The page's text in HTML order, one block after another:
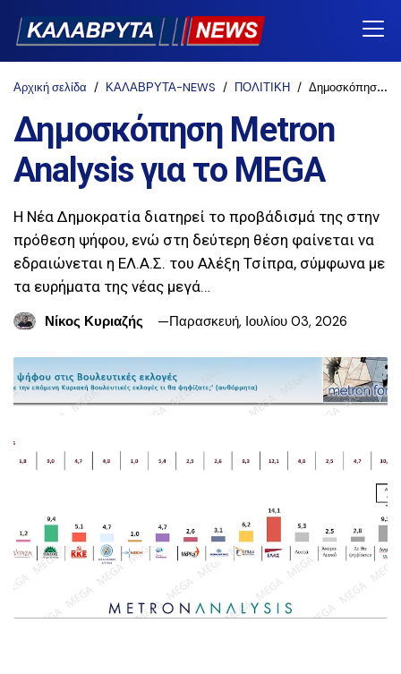
Αρχική σελίδα ΚΑΛΑΒΡΥΤΑ-NEWS ΠΟΛΙΤΙΚΗ Δημοσκόπηση Metron Analysis για το MEGA
Δημοσκόπηση Metron
Analysis για το MEGA
Η Νέα Δημοκρατία διατηρεί το προβάδισμά της στην
πρόθεση ψήφου, ενώ στη δεύτερη θέση φαίνεται να
εδραιώνεται η ΕΛ.Α.Σ. του Αλέξη Τσίπρα, σύμφωνα με
τα ευρήματα της νέας μεγά…
Νίκος Κυριαζής
Παρασκευή, Ιουλίου 03, 2026